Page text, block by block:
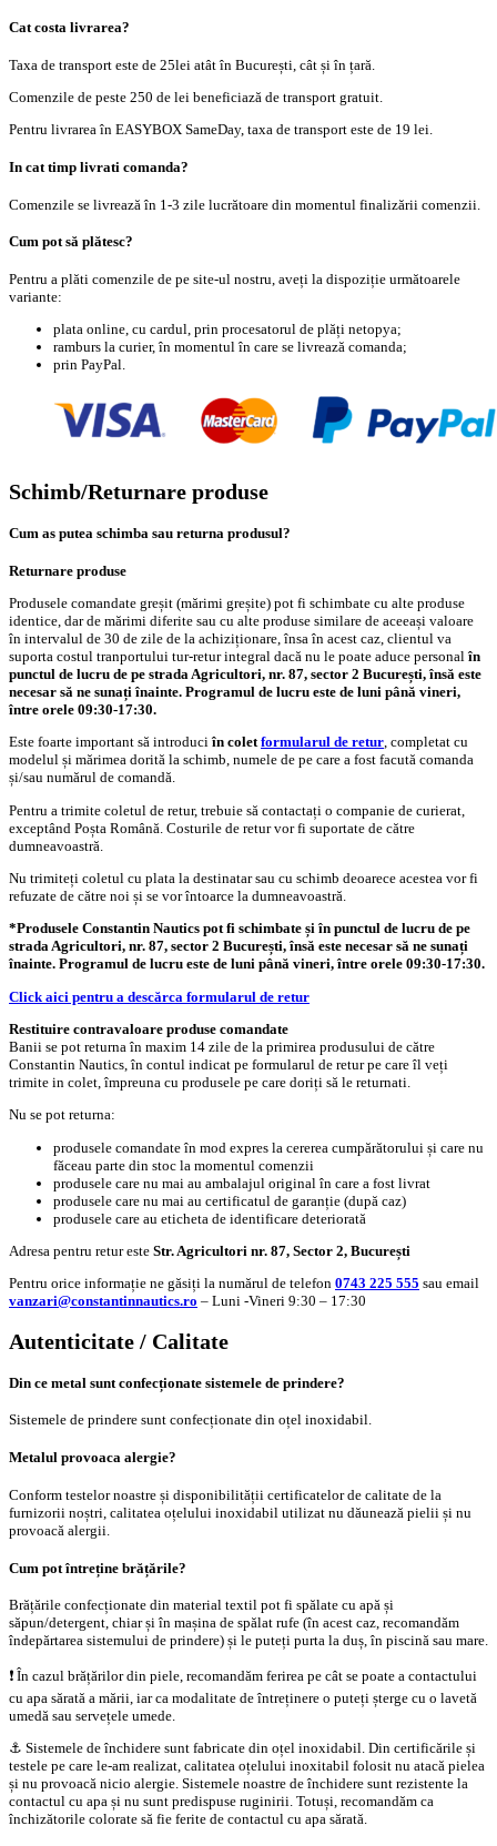
Cat costa livrarea?
Taxa de transport este de 25lei atât în București, cât și în țară.
Comenzile de peste 250 de lei beneficiază de transport gratuit.
Pentru livrarea în EASYBOX SameDay, taxa de transport este de 19 lei.
In cat timp livrati comanda?
Comenzile se livrează în 1-3 zile lucrătoare din momentul finalizării comenzii.
Cum pot să plătesc?
Pentru a plăti comenzile de pe site-ul nostru, aveți la dispoziție următoarele
variante:
plata online, cu cardul, prin procesatorul de plăți netopya;
ramburs la curier, în momentul în care se livrează comanda;
prin PayPal.
Schimb/Returnare produse
Cum as putea schimba sau returna produsul?
Returnare produse
Produsele comandate greșit (mărimi greșite) pot fi schimbate cu alte produse
identice, dar de mărimi diferite sau cu alte produse similare de aceeași valoare
în intervalul de 30 de zile de la achiziționare, însa în acest caz, clientul va
suporta costul tranportului tur-retur integral dacă nu le poate aduce personal în
punctul de lucru de pe strada Agricultori, nr. 87, sector 2 București, însă este
necesar să ne sunați înainte. Programul de lucru este de luni până vineri,
între orele 09:30-17:30.
Este foarte important să introduci în colet formularul de retur, completat cu
modelul și mărimea dorită la schimb, numele de pe care a fost facută comanda
și/sau numărul de comandă.
Pentru a trimite coletul de retur, trebuie să contactați o companie de curierat,
exceptând Poșta Română. Costurile de retur vor fi suportate de către
dumneavoastră.
Nu trimiteți coletul cu plata la destinatar sau cu schimb deoarece acestea vor fi
refuzate de către noi și se vor întoarce la dumneavoastră.
*Produsele Constantin Nautics pot fi schimbate și în punctul de lucru de pe
strada Agricultori, nr. 87, sector 2 București, însă este necesar să ne sunați
înainte. Programul de lucru este de luni până vineri, între orele 09:30-17:30.
Click aici pentru a descărca formularul de retur
Restituire contravaloare produse comandate
Banii se pot returna în maxim 14 zile de la primirea produsului de către
Constantin Nautics, în contul indicat pe formularul de retur pe care îl veți
trimite in colet, împreuna cu produsele pe care doriți să le returnati.
Nu se pot returna:
produsele comandate în mod expres la cererea cumpărătorului și care nu
făceau parte din stoc la momentul comenzii
produsele care nu mai au ambalajul original în care a fost livrat
produsele care nu mai au certificatul de garanție (după caz)
produsele care au eticheta de identificare deteriorată
Adresa pentru retur este Str. Agricultori nr. 87, Sector 2, București
Pentru orice informație ne găsiți la numărul de telefon 0743 225 555 sau email
vanzari@constantinnautics.ro – Luni -Vineri 9:30 – 17:30
Autenticitate / Calitate
Din ce metal sunt confecționate sistemele de prindere?
Sistemele de prindere sunt confecționate din oțel inoxidabil.
Metalul provoaca alergie?
Conform testelor noastre și disponibilității certificatelor de calitate de la
furnizorii noștri, calitatea oțelului inoxidabil utilizat nu dăunează pielii și nu
provoacă alergii.
Cum pot întreține brățările?
Brățările confecționate din material textil pot fi spălate cu apă și
săpun/detergent, chiar și în mașina de spălat rufe (în acest caz, recomandăm
îndepărtarea sistemului de prindere) și le puteți purta la duș, în piscină sau mare.
❗️ În cazul brățărilor din piele, recomandăm ferirea pe cât se poate a contactului
cu apa sărată a mării, iar ca modalitate de întreținere o puteți șterge cu o lavetă
umedă sau servețele umede.
⚓️ Sistemele de închidere sunt fabricate din oțel inoxidabil. Din certificările și
testele pe care le-am realizat, calitatea oțelului inoxitabil folosit nu atacă pielea
și nu provoacă nicio alergie. Sistemele noastre de închidere sunt rezistente la
contactul cu apa și nu sunt predispuse ruginirii. Totuși, recomandăm ca
închizătorile colorate să fie ferite de contactul cu apa sărată.